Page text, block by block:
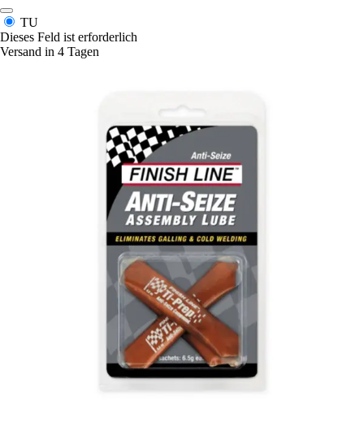
TU
Dieses Feld ist erforderlich
Versand in 4 Tagen